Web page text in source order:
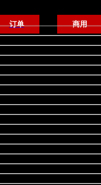
订单 商用